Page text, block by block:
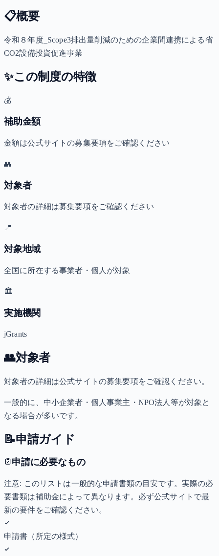
📋概要
令和８年度_Scope3排出量削減のための企業間連携による省
CO2設備投資促進事業
✨この制度の特徴
💰
補助金額
金額は公式サイトの募集要項をご確認ください
👥
対象者
対象者の詳細は募集要項をご確認ください
📍
対象地域
全国に所在する事業者・個人が対象
🏛️
実施機関
jGrants
👥対象者
対象者の詳細は公式サイトの募集要項をご確認ください。
一般的に、中小企業者・個人事業主・NPO法人等が対象と
なる場合が多いです。
📝申請ガイド
申請に必要なもの
注意: このリストは一般的な申請書類の目安です。実際の必
要書類は補助金によって異なります。必ず公式サイトで最
新の要件をご確認ください。
申請書（所定の様式）